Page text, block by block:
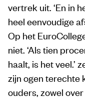
vertrek uit. ‘En in
heel eenvoudige
Op het
niet. ‘Als tien
haalt, is het veel.’
zijn ogen terechte
ouders, zowel